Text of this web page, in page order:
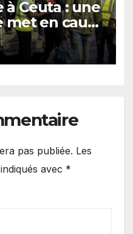
à Ceuta : une
met en cause
de Rabat
pas publiée. Les
avec *